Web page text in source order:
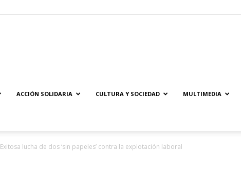
ACCIÓN SOLIDARIA CULTURA Y SOCIEDAD MULTIMEDIA
Exitosa lucha de dos ‘sin papeles’ contra la explotación laboral